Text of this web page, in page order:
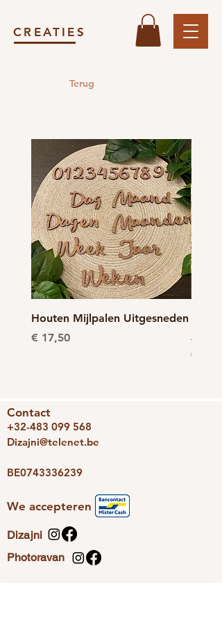
CREATIES
Terug
Houten Mijlpalen Uitgesneden
Prijs
€ 17,50
€
Contact
+32-483 099 568
Dizajni@telenet.be
BE0743336239
We accepteren
Dizajni
Photoravan